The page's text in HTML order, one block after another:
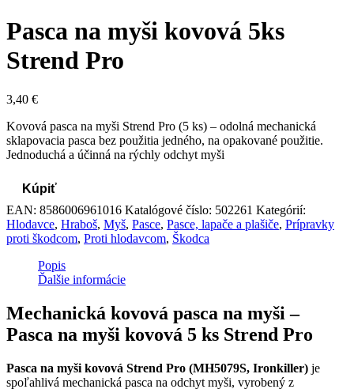
Pasca na myši kovová 5ks
Strend Pro
3,40 €
Kovová pasca na myši Strend Pro (5 ks) – odolná mechanická
sklapovacia pasca bez použitia jedného, ​​na opakované použitie.
Jednoduchá a účinná na rýchly odchyt myši
Kúpiť
EAN: 8586006961016 Katalógové číslo: 502261 Kategórií:
Hlodavce, Hraboš, Myš, Pasce, Pasce, lapače a plašiče, Prípravky
proti škodcom, Proti hlodavcom, Škodca
Popis
Ďalšie informácie
Mechanická kovová pasca na myši –
Pasca na myši kovová 5 ks Strend Pro
Pasca na myši kovová Strend Pro (MH5079S, Ironkiller) je
spoľahlivá mechanická pasca na odchyt myši, vyrobený z